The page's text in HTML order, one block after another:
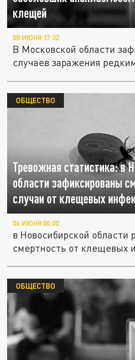
клещей
08 ИЮНЯ 17:32
В Московской области
случаев заражения
Тревожная статистика: в
области зафиксированы
случаи от клещевых
ОБЩЕСТВО
06 ИЮНЯ 00:00
в Новосибирской области
смертность от клещевых
ОБЩЕСТВО